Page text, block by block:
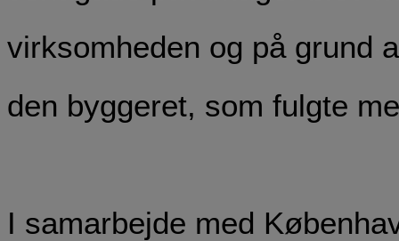
virksomheden og på grund
den byggeret, som fulgte
I samarbejde med